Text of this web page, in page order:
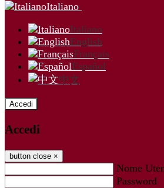
Italiano
Italiano
English
Français
Español
中文
Accedi
Accedi
button close ×
Nome
Password